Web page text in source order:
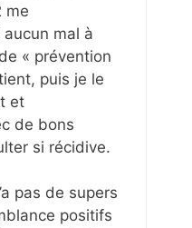
me
aucun mal à
« prévention
puis je le
et
de bons
si récidive.
pas de supers
positifs